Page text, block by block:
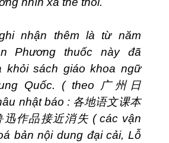
nhận thêm là từ năm
Phương thuốc này đã
khỏi sách giáo khoa ngữ
Quốc. ( theo 广州日
nhật báo : 各地语文课本
迅作品接近消失 ( các vận
bản nội dung đại cải, Lỗ